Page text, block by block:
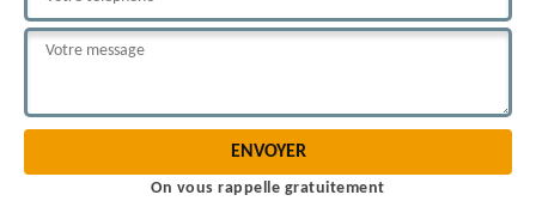
On vous rappelle gratuitement